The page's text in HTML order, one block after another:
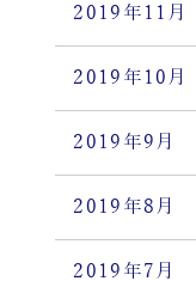
2019年11月
2019年10月
2019年9月
2019年8月
2019年7月